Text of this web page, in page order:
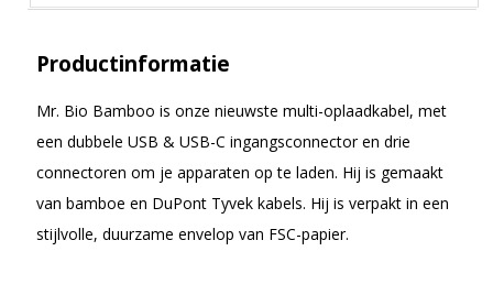
Productinformatie
Mr. Bio Bamboo is onze nieuwste multi-oplaadkabel, met
een dubbele USB & USB-C ingangsconnector en drie
connectoren om je apparaten op te laden. Hij is gemaakt
van bamboe en DuPont Tyvek kabels. Hij is verpakt in een
stijlvolle, duurzame envelop van FSC-papier.